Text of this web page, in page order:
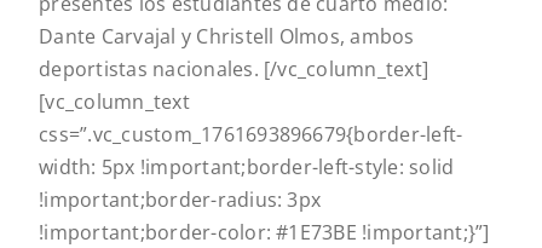
Dante Carvajal y Christell Olmos, ambos
deportistas nacionales. [/vc_column_text]
[vc_column_text
css=”.vc_custom_1761693896679{border-left-
width: 5px !important;border-left-style: solid
!important;border-radius: 3px
!important;border-color: #1E73BE !important;}”]